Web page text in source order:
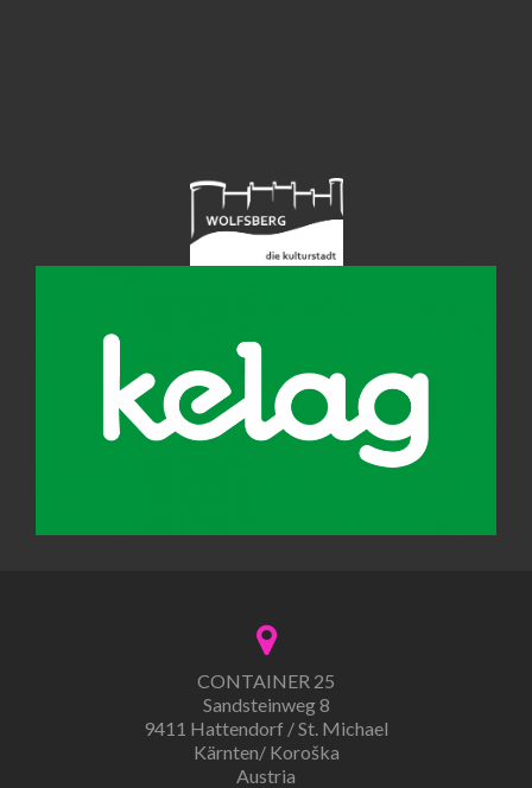
CONTAINER 25
Sandsteinweg 8
9411 Hattendorf / St. Michael
Kärnten/ Koroška
Austria